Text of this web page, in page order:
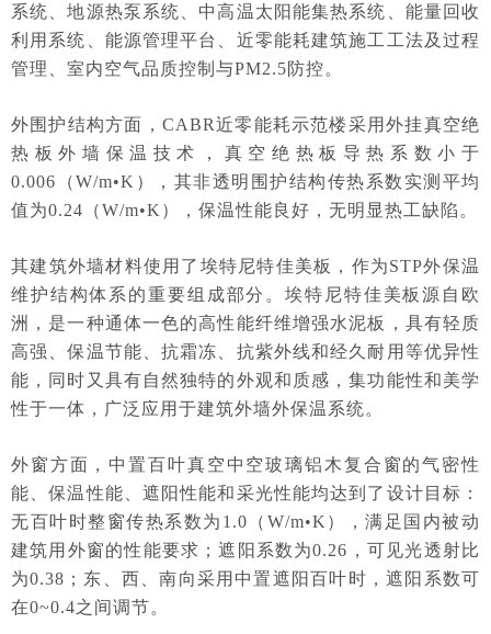
系统、地源热泵系统、中高温太阳能集热系统、能量回收
利用系统、能源管理平台、近零能耗建筑施工工法及过程
管理、室内空气品质控制与PM2.5防控。
外围护结构方面，CABR近零能耗示范楼采用外挂真空绝
热板外墙保温技术，真空绝热板导热系数小于
0.006（W/m•K），其非透明围护结构传热系数实测平均
值为0.24（W/m•K），保温性能良好，无明显热工缺陷。
其建筑外墙材料使用了埃特尼特佳美板，作为STP外保温
维护结构体系的重要组成部分。埃特尼特佳美板源自欧
洲，是一种通体一色的高性能纤维增强水泥板，具有轻质
高强、保温节能、抗霜冻、抗紫外线和经久耐用等优异性
能，同时又具有自然独特的外观和质感，集功能性和美学
性于一体，广泛应用于建筑外墙外保温系统。
外窗方面，中置百叶真空中空玻璃铝木复合窗的气密性
能、保温性能、遮阳性能和采光性能均达到了设计目标：
无百叶时整窗传热系数为1.0（W/m•K），满足国内被动
建筑用外窗的性能要求；遮阳系数为0.26，可见光透射比
为0.38；东、西、南向采用中置遮阳百叶时，遮阳系数可
在0~0.4之间调节。